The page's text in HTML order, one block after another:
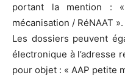
portant la mention :
mécanisation / RéNAAT ».
Les dossiers peuvent
électronique à l’adresse
pour objet : « AAP petite